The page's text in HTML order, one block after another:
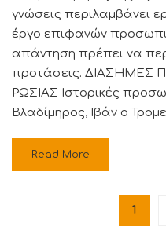
γνώσεις περιλαμβάνει
έργο επιφανών
απάντηση πρέπει να
προτάσεις. ΔΙΑΣΗΜΕΣ
ΡΩΣΙΑΣ Ιστορικές
Βλαδίμηρος, Ιβάν ο
Read More
1